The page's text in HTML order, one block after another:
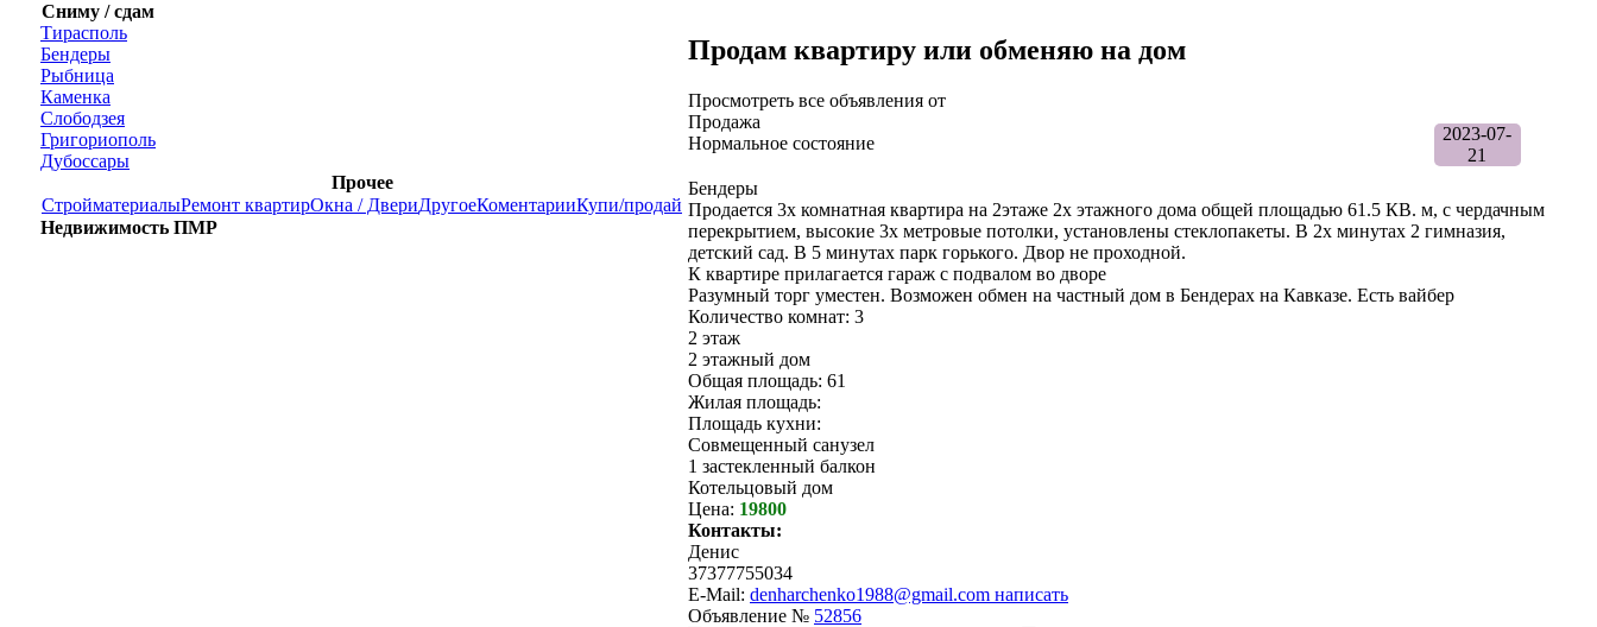
Сниму / сдам
Тирасполь
Бендеры
Рыбница
Каменка
Слободзея
Григориополь
Дубоссары
Прочее
СтройматериалыРемонт квартирОкна / ДвериДругоеКоментарииКупи/продай
Недвижимость ПМР
Продам квартиру или обменяю на дом
Просмотреть все объявления от
Продажа
Нормальное состояние
2023-07-
21
Бендеры
Продается 3х комнатная квартира на 2этаже 2х этажного дома общей площадью 61.5 КВ. м, с чердачным
перекрытием, высокие 3х метровые потолки, установлены стеклопакеты. В 2х минутах 2 гимназия,
детский сад. В 5 минутах парк горького. Двор не проходной.
К квартире прилагается гараж с подвалом во дворе
Разумный торг уместен. Возможен обмен на частный дом в Бендерах на Кавказе. Есть вайбер
Количество комнат: 3
2 этаж
2 этажный дом
Общая площадь: 61
Жилая площадь:
Площадь кухни:
Совмещенный санузел
1 застекленный балкон
Котельцовый дом
Цена: 19800
Контакты:
Денис
37377755034
E-Mail: denharchenko1988@gmail.com написать
Объявление № 52856